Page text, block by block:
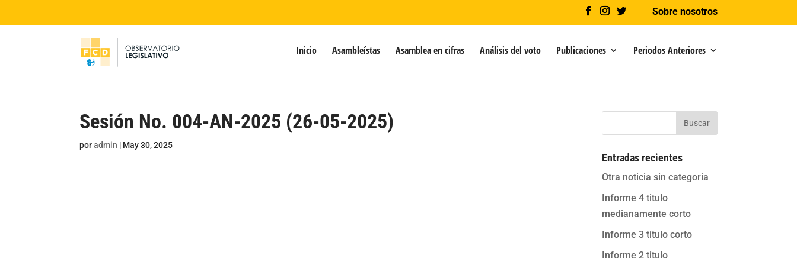
Sobre nosotros
Inicio Asambleístas Asamblea en cifras Análisis del voto Publicaciones Periodos Anteriores
Sesión No. 004-AN-2025 (26-05-2025)
poradmin | May 30, 2025
Buscar
Entradas recientes
Otra noticia sin categoria
Informe 4 titulo
medianamente corto
Informe 3 titulo corto
Informe 2 titulo